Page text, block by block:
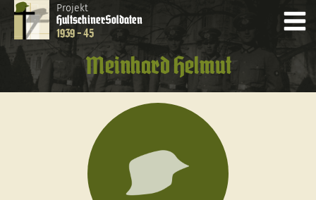
Projekt
HultschinerSoldaten
1939 - 45
Meinhard Helmut